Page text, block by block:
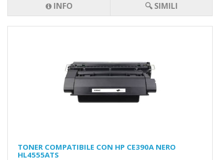
INFO 🔍 SIMILI
TONER COMPATIBILE CON HP CE390A NERO
HL4555ATS